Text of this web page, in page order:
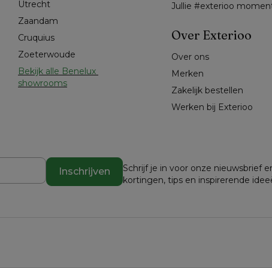
Utrecht
Zaandam
Cruquius
Zoeterwoude
Bekijk alle Benelux
showrooms
Jullie #exterioo
Over Exterioo
Over ons
Merken
Zakelijk bestellen
Werken bij Exterioo
Inschrijven
Schrijf je in voor onze nieuwsbrief
kortingen, tips en inspirerende